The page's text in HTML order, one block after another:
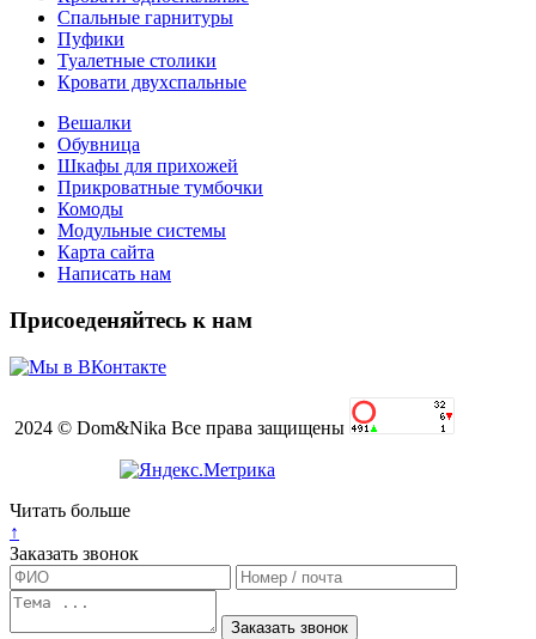
Спальные гарнитуры
Пуфики
Туалетные столики
Кровати двухспальные
Вешалки
Обувница
Шкафы для прихожей
Прикроватные тумбочки
Комоды
Модульные системы
Карта сайта
Написать нам
Присоеденяйтесь к нам
2024 © Dom&Nika Все права защищены
Читать больше
↑
Заказать звонок